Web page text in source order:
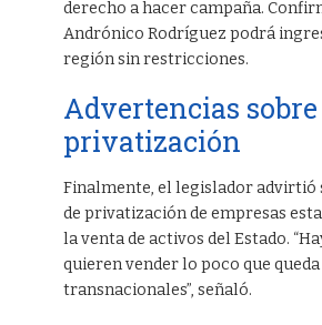
derecho a hacer campaña.
Andrónico Rodríguez podrá
región sin restricciones.
Advertencias sobre
privatización
Finalmente, el legislador advirtió
de privatización de empresas
la venta de activos del Estado.
quieren vender lo poco que queda
transnacionales”, señaló.